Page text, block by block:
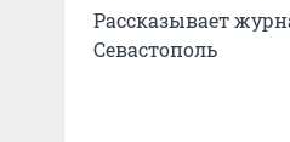
Рассказывает
Севастополь